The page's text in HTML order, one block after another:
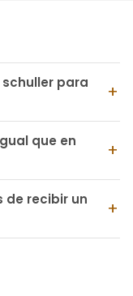
para
que en
de recibir un